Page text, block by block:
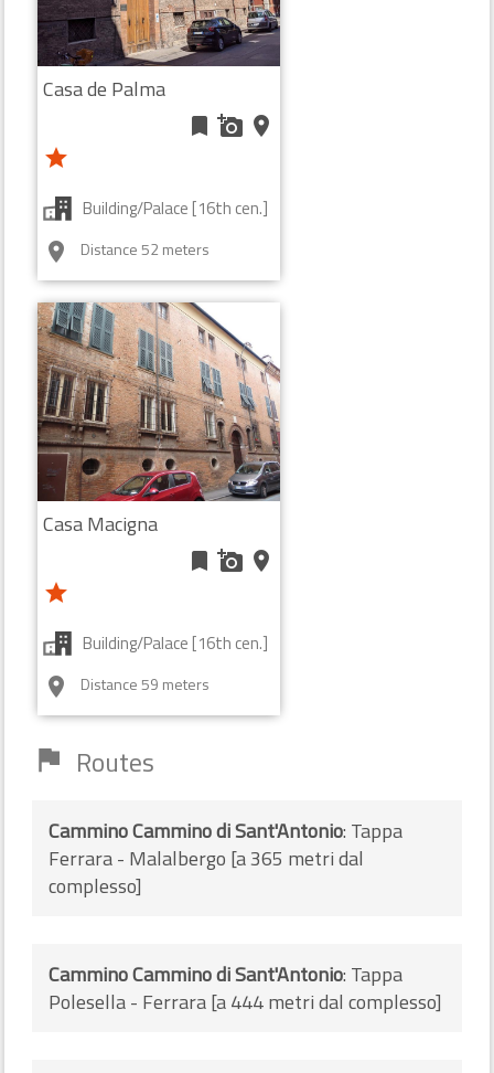
Casa de Palma
bookmark add_a_photo place
star
Building/Palace [16th cen.]
room Distance 52 meters
Casa Macigna
bookmark add_a_photo place
star
Building/Palace [16th cen.]
room Distance 59 meters
flag Routes
Cammino Cammino di Sant'Antonio: Tappa
Ferrara - Malalbergo [a 365 metri dal
complesso]
Cammino Cammino di Sant'Antonio: Tappa
Polesella - Ferrara [a 444 metri dal complesso]